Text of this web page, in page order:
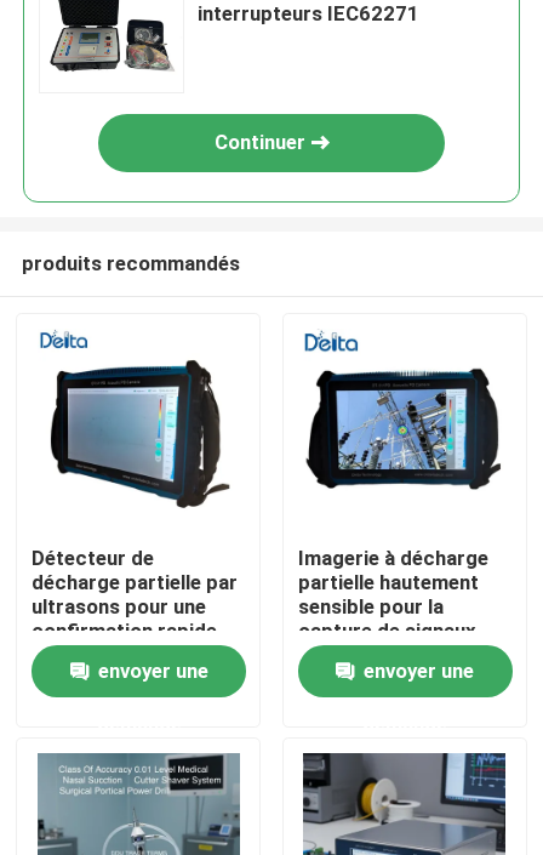
À la maison
Produits
Vidéos
interrupteurs IEC62271
Continuer
produits recommandés
Détecteur de
décharge partielle par
ultrasons pour une
confirmation rapide
des résultats du
champ envoyer une
Imagerie à décharge
partielle hautement
sensible pour la
capture de signaux
faibles
envoyer une